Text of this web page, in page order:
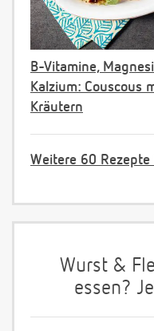
B-Vitamine,
Kalzium: Couscous
Kräutern
Weitere 60
Wurst &
essen?